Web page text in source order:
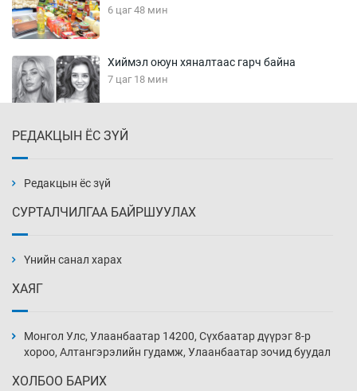
6 цаг 48 мин
Хиймэл оюун хяналтаас гарч байна
7 цаг 18 мин
7 цаг 48 мин
нэмэгджээ
8 цаг 18 мин
РЕДАКЦЫН ЁС ЗҮЙ
Редакцын ёс зүй
СУРТАЛЧИЛГАА БАЙРШУУЛАХ
Үнийн санал харах
ХАЯГ
Монгол Улс, Улаанбаатар 14200, Сүхбаатар дүүрэг 8-р
хороо, Алтангэрэлийн гудамж, Улаанбаатар зочид буудал
ХОЛБОО БАРИХ